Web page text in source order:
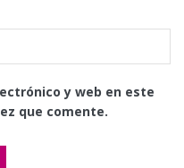
y web en este
que comente.